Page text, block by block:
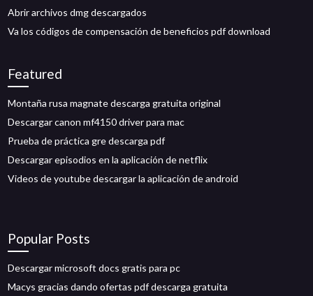
Abrir archivos dmg descargados
Va los códigos de compensación de beneficios pdf download
Featured
Montaña rusa magnate descarga gratuita original
Descargar canon mf4150 driver para mac
Prueba de práctica gre descarga pdf
Descargar episodios en la aplicación de netflix
Videos de youtube descargar la aplicación de android
Popular Posts
Descargar microsoft docs gratis para pc
Macys gracias dando ofertas pdf descarga gratuita